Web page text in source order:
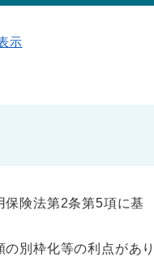
示
険法第2条第5項に基
別枠化等の利点があり